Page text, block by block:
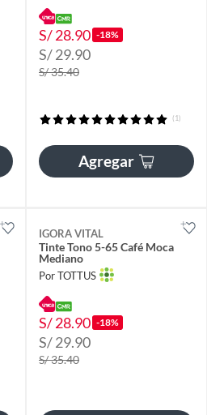
S/ 28.90 -18%
S/ 29.90
S/ 35.40
(1)
Agregar
IGORA VITAL
Tinte Tono 5-65 Café Moca
Mediano
Por TOTTUS
S/ 28.90 -18%
S/ 29.90
S/ 35.40